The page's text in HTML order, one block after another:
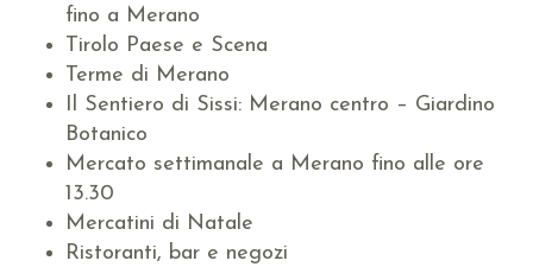
fino a Merano
Tirolo Paese e Scena
Terme di Merano
Il Sentiero di Sissi: Merano centro – Giardino
Botanico
Mercato settimanale a Merano fino alle ore
13.30
Mercatini di Natale
Ristoranti, bar e negozi